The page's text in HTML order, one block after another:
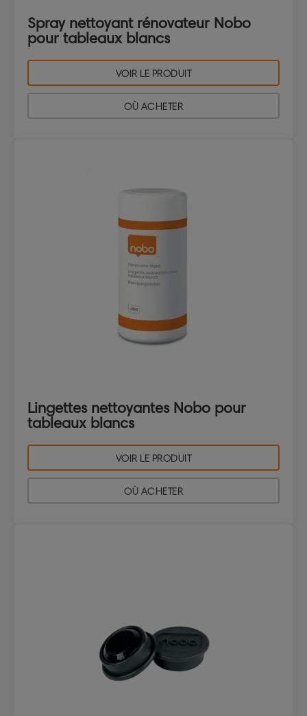
Spray nettoyant rénovateur Nobo
pour tableaux blancs
VOIR LE PRODUIT
OÙ ACHETER
Lingettes nettoyantes Nobo pour
tableaux blancs
VOIR LE PRODUIT
OÙ ACHETER